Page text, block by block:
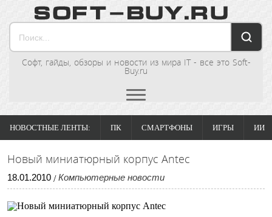
Софт, гайды, обзоры и новости из мира IT - все это Soft-
Buy.ru
НОВОСТНЫЕ ЛЕНТЫ: ПК СМАРТФОНЫ ИГРЫ ИИ
Новый миниатюрный корпус Antec
18.01.2010 / Компьютерные новости